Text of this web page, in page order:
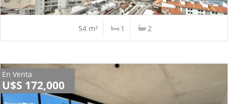
54 m² 1 2
En Venta
U$S 172,000